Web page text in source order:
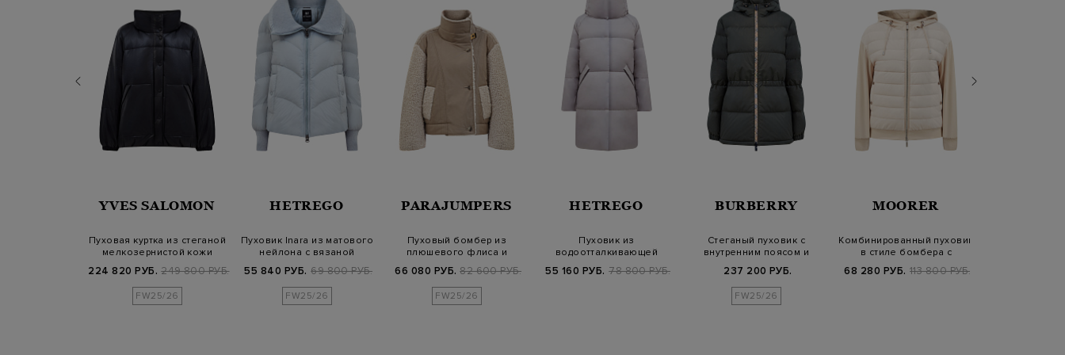
YVES SALOMON
Пуховая куртка из стеганой
мелкозернистой кожи
224 820 РУБ. 249 800 РУБ.
FW25/26
HETREGO
Пуховик Inara из матового
нейлона с вязаной
55 840 РУБ. 69 800 РУБ.
FW25/26
PARAJUMPERS
Пуховый бомбер из
плюшевого флиса и
66 080 РУБ. 82 600 РУБ.
FW25/26
HETREGO
Пуховик из
водоотталкивающей
55 160 РУБ. 78 800 РУБ.
BURBERRY
Стеганый пуховик с
внутренним поясом и
237 200 РУБ.
FW25/26
MOORER
Комбинированный пуховик
в стиле бомбера с
68 280 РУБ. 113 800 РУБ.